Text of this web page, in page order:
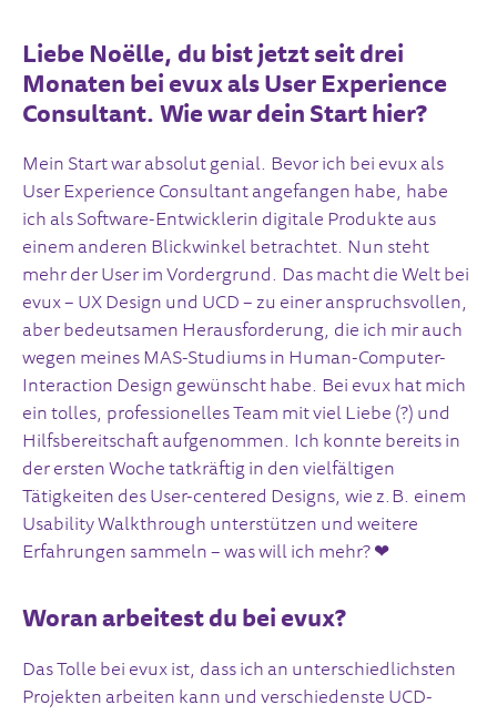
Liebe Noëlle, du bist jetzt seit drei
Monaten bei evux als User Experience
Consultant. Wie war dein Start hier?
Mein Start war absolut genial. Bevor ich bei evux als
User Experience Consultant angefangen habe, habe
ich als Software-Entwicklerin digitale Produkte aus
einem anderen Blickwinkel betrachtet. Nun steht
mehr der User im Vordergrund. Das macht die Welt bei
evux – UX Design und UCD – zu einer anspruchsvollen,
aber bedeutsamen Herausforderung, die ich mir auch
wegen meines MAS-Studiums in Human-Computer-
Interaction Design gewünscht habe. Bei evux hat mich
ein tolles, professionelles Team mit viel Liebe (?) und
Hilfsbereitschaft aufgenommen. Ich konnte bereits in
der ersten Woche tatkräftig in den vielfältigen
Tätigkeiten des User-centered Designs, wie z.B. einem
Usability Walkthrough unterstützen und weitere
Erfahrungen sammeln – was will ich mehr? ❤
Woran arbeitest du bei evux?
Das Tolle bei evux ist, dass ich an unterschiedlichsten
Projekten arbeiten kann und verschiedenste UCD-